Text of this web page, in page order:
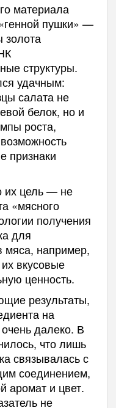
материала
пушки» —
золота
структуры.
удачным:
салата не
белок, но и
роста,
признаки
их цель — не
«мясного
получения
для
мяса, например,
вкусовые
ценность.
результаты,
на
далеко. В
что лишь
связывалась с
соединением,
аромат и цвет.
не